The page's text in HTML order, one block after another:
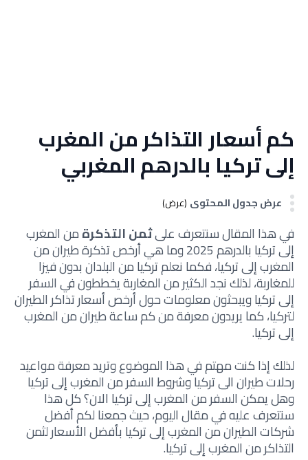
كم أسعار التذاكر من المغرب
إلى تركيا بالدرهم المغربي
عرض جدول المحتوى (عرض)
في هذا المقال سنتعرف علىثمن التذكرةمن المغرب
إلى تركيا بالدرهم 2025 وما هي أرخص تذكرة طيران من
المغرب إلى تركيا، فكما نعلم تركيا من البلدان بدون فيزا
للمغاربة، لذلك نجد الكثير من المغاربة يخططون في السفر
إلى تركيا ويبحثون معلومات حول أرخص أسعار تذاكر الطيران
لتركيا، كما يريدون معرفة من كم ساعة طيران من المغرب
إلى تركيا.
لذلك إذا كنت مهتم في هذا الموضوع وتريد معرفةمواعيد
رحلات طيران الى تركيا وشروط السفر من المغرب إلى تركيا
وهل يمكن السفر من المغرب إلى تركيا الان؟ كل هذا
سنتعرف عليه في مقال اليوم، حيث جمعنا لكم أفضل
شركات الطيران من المغرب إلى تركيا بأفضل الأسعار لثمن
التذاكر من المغرب إلى تركيا.